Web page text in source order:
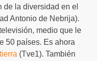
de la diversidad en el
Antonio de Nebrija).
medio que le
50 países. Es ahora
(Tve1). También